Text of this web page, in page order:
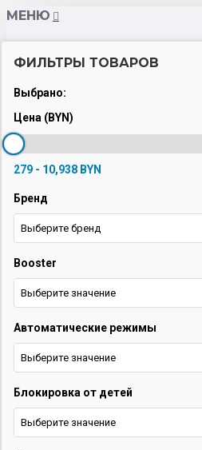
МЕНЮ
Вытяжки
Кофемашины
Морозильные
Ноутбуки
Оргтехника
Стиральные
ФИЛЬТРЫ ТОВАРОВ
Выбрано:
Цена (BYN)
279 - 10,938 BYN
Бренд
Выберите бренд
Booster
Выберите значение
Автоматические режимы
Выберите значение
Блокировка от детей
Выберите значение